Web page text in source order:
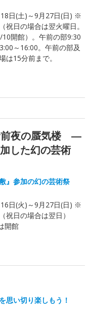
日(土)～9月27日(日) ※
祝日の場合は翌火曜日。
開館）。午前の部9:30
～16:00。午前の部及
は15分前まで。
前夜の蜃気楼 ―
した幻の芸術
』参加の幻の芸術祭
日(火)～9月27日(日) ※
祝日の場合は翌日）
開館
思い切り楽しもう！